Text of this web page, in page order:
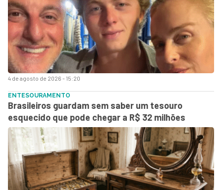
4 de agosto de 2026 - 15:20
ENTESOURAMENTO
Brasileiros guardam sem saber um tesouro
esquecido que pode chegar a R$ 32 milhões